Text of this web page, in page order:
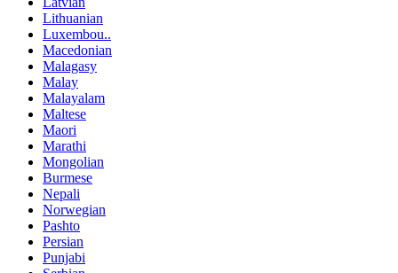
Lithuanian
Luxembou..
Macedonian
Malagasy
Malay
Malayalam
Maltese
Maori
Marathi
Mongolian
Burmese
Nepali
Norwegian
Pashto
Persian
Punjabi